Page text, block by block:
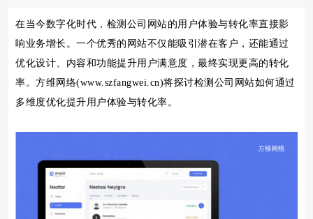
在当今数字化时代，检测公司网站的用户体验与转化率直接影
响业务增长。一个优秀的网站不仅能吸引潜在客户，还能通过
优化设计、内容和功能提升用户满意度，最终实现更高的转化
率。方维网络(www.szfangwei.cn)将探讨检测公司网站如何通过
多维度优化提升用户体验与转化率。